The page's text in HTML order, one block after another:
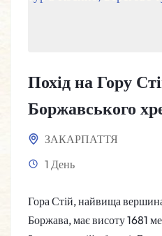
Похід на Гору
Боржавського
ЗАКАРПАТТЯ
1 День
Гора Стій, найвища
Боржава, має висоту 1681